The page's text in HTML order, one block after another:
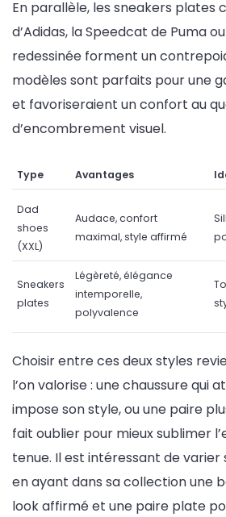
En parallèle, les sneakers plates
d’Adidas, la Speedcat de Puma
redessinée forment un
modèles sont parfaits pour une
et favoriseraient un confort au
d’encombrement visuel.
Type Avantages
Dad
shoes
(XXL)
Audace, confort
maximal, style affirmé
Sneakers
plates
Légèreté, élégance
intemporelle,
polyvalence
Choisir entre ces deux styles
l’on valorise : une chaussure qui
impose son style, ou une paire
fait oublier pour mieux sublimer
tenue. Il est intéressant de varier
en ayant dans sa collection une
look affirmé et une paire plate